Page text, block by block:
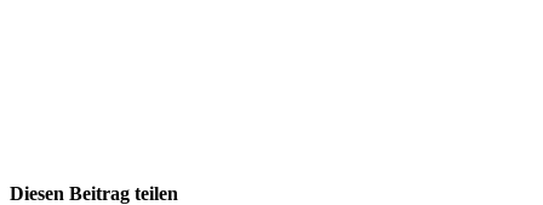
Diesen Beitrag teilen